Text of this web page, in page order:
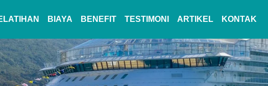
BIAYA BENEFIT TESTIMONI ARTIKEL KONTAK